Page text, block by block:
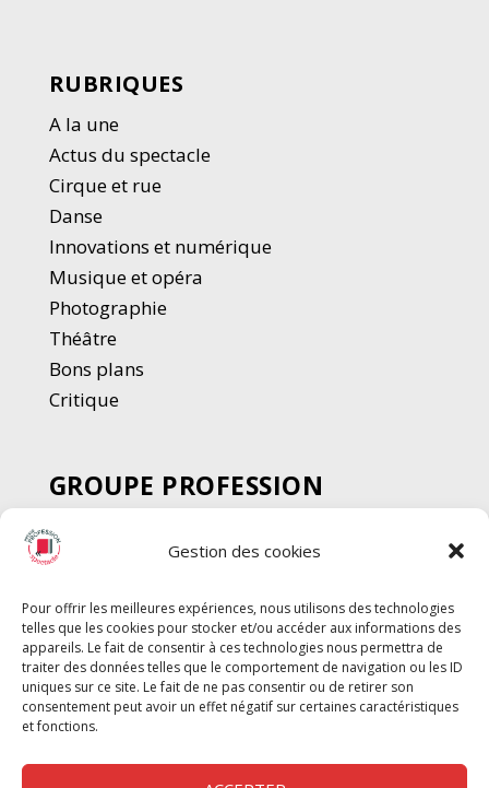
Gestion des cookies
Pour offrir les meilleures expériences, nous utilisons des technologies
telles que les cookies pour stocker et/ou accéder aux informations des
appareils. Le fait de consentir à ces technologies nous permettra de
traiter des données telles que le comportement de navigation ou les ID
uniques sur ce site. Le fait de ne pas consentir ou de retirer son
consentement peut avoir un effet négatif sur certaines caractéristiques
et fonctions.
RUBRIQUES
A la une
Actus du spectacle
Cirque et rue
Danse
Innovations et numérique
Musique et opéra
Photographie
Théâtre
Bons plans
Critique
GROUPE PROFESSION
SPECTACLE
Chèque Intermittents
Chèque Compta
Chèque Emploi Spectacle
G-Pods
Profession Audio-visuel